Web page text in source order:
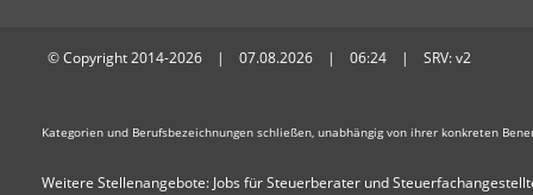
© Copyright 2014-2026 | 07.08.2026 | 06:24 | SRV: v2
Kategorien und Berufsbezeichnungen schließen, unabhängig von ihrer konkreten
Weitere Stellenangebote: Jobs für Steuerberater und